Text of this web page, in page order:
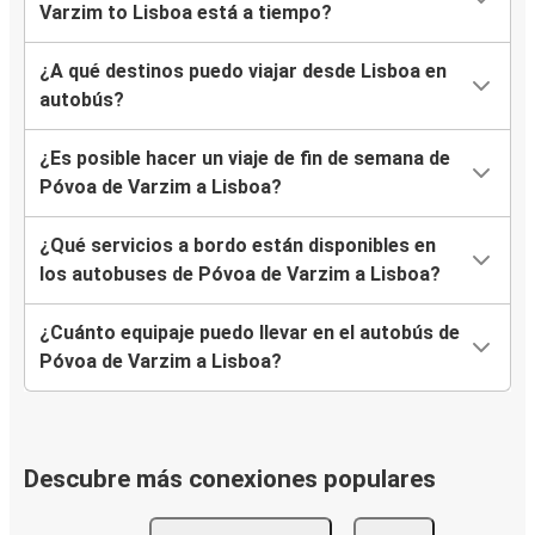
Varzim to Lisboa está a tiempo?
¿A qué destinos puedo viajar desde Lisboa en
autobús?
¿Es posible hacer un viaje de fin de semana de
Póvoa de Varzim a Lisboa?
¿Qué servicios a bordo están disponibles en
los autobuses de Póvoa de Varzim a Lisboa?
¿Cuánto equipaje puedo llevar en el autobús de
Póvoa de Varzim a Lisboa?
Descubre más conexiones populares